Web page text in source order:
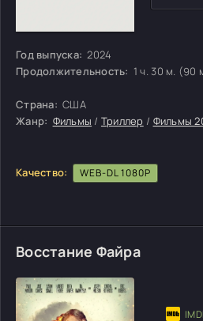
Год выпуска: 2024
Продолжительность: 1 ч. 30 м. (90
Страна: США
Жанр: Фильмы / Триллер / Фильмы
Качество: WEB-DL 1080P
Восстание Файра